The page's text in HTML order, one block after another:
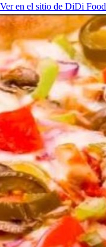
Ver en el sitio de DiDi Food